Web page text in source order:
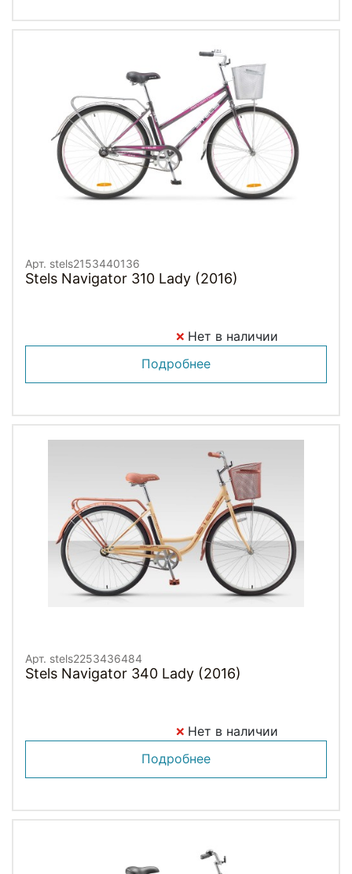
Арт. stels2153440136
Stels Navigator 310 Lady (2016)
Нет в наличии
Подробнее
Арт. stels2253436484
Stels Navigator 340 Lady (2016)
Нет в наличии
Подробнее